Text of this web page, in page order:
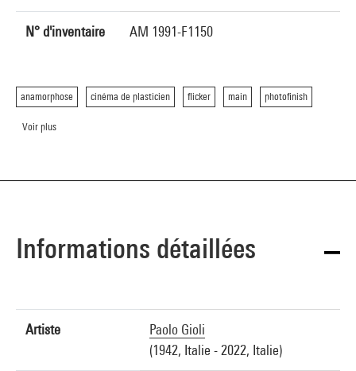
N° d'inventaire AM 1991-F1150
anamorphose cinéma de plasticien flicker main photofinish
Voir plus
Informations détaillées
Artiste
Paolo Gioli
(1942, Italie - 2022, Italie)